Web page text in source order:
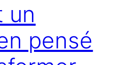
un
pensé